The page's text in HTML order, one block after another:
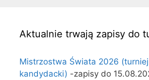
Aktualnie trwają zapisy do
Mistrzostwa Świata 2026 (turniej
kandydacki) -zapisy do